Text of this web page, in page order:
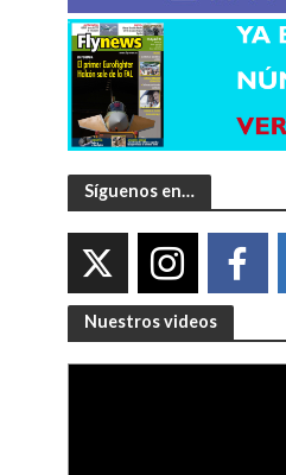
Síguenos en…
Nuestros videos